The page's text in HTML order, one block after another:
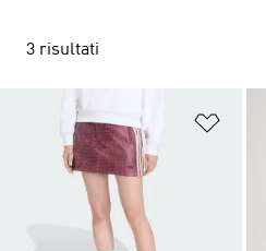
3 risultati